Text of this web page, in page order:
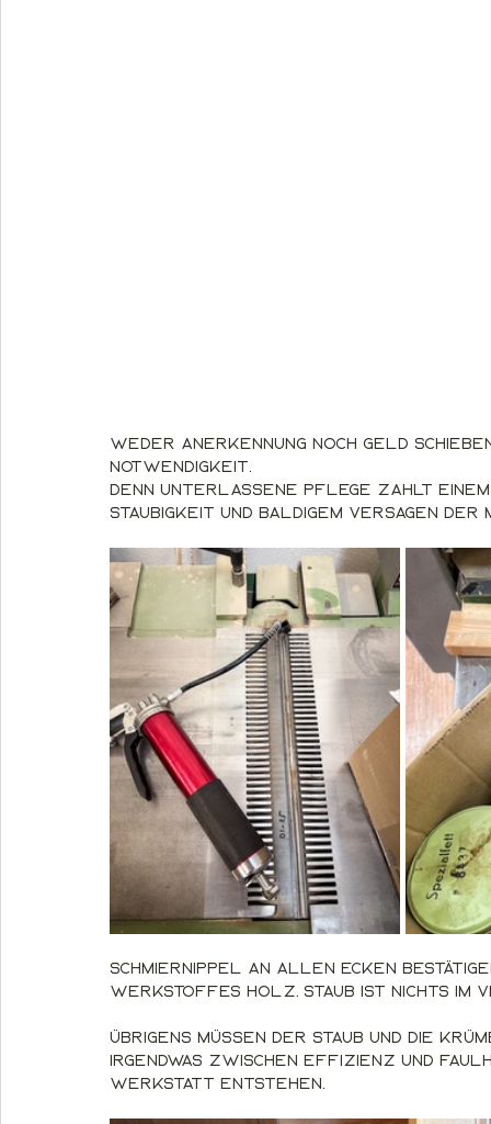
Weder Anerkennung noch Geld
Notwendigkeit.
Denn unterlassene Pflege zahlt
Staubigkeit und baldigem Versagen der
Schmiernippel an allen Ecken
Werkstoffes Holz. Staub ist nichts im
Übrigens müssen der Staub und die
Irgendwas zwischen Effizienz und
Werkstatt entstehen.